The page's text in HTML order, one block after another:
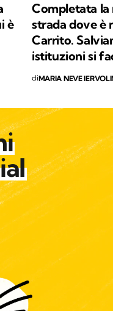
è
Completata la
strada dove è
Carrito.
istituzioni si
diMARIA NEVE